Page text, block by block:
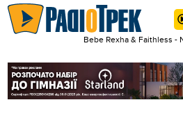
Bebe Rexha & Faithless -